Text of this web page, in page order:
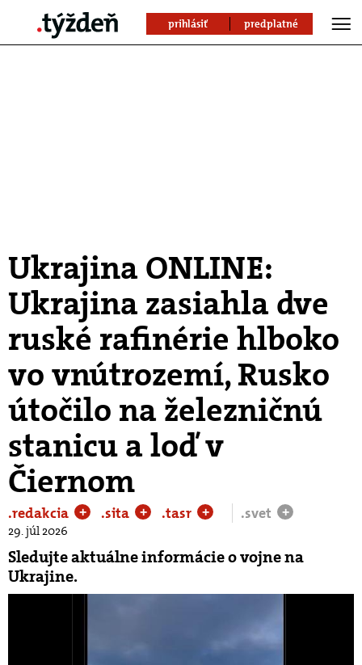
prihlásiť predplatné
Ukrajina ONLINE:
Ukrajina zasiahla dve
ruské rafinérie hlboko
vo vnútrozemí, Rusko
útočilo na železničnú
stanicu a loď v
Čiernom
.redakcia + .sita + .tasr + .svet +
29. júl 2026
Sledujte aktuálne informácie o vojne na
Ukrajine.